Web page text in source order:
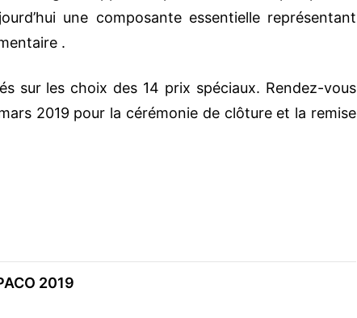
une composante essentielle représentant
.
sur les choix des 14 prix spéciaux. Rendez-vous
2019 pour la cérémonie de clôture et la remise
2019